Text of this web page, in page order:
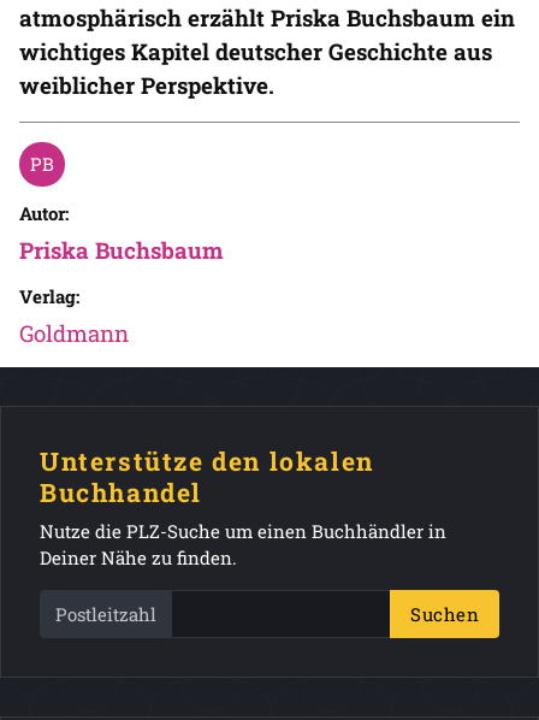
atmosphärisch erzählt Priska Buchsbaum ein
wichtiges Kapitel deutscher Geschichte aus
weiblicher Perspektive.
Autor:
Priska Buchsbaum
Verlag:
Goldmann
Unterstütze den lokalen
Buchhandel
Nutze die PLZ-Suche um einen Buchhändler in
Deiner Nähe zu finden.
Postleitzahl Suchen